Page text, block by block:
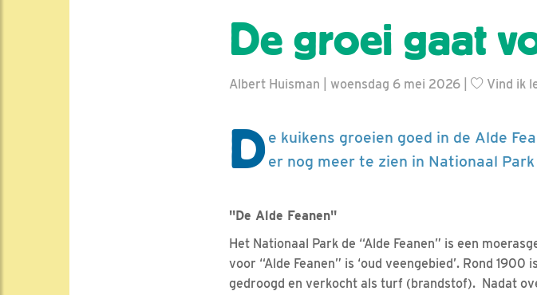
De groei gaat
Albert Huisman | woensdag 6 mei 2026 | Vind ik
De kuikens groeien goed in de Alde
er nog meer te zien in Nationaal
"De Alde Feanen"
Het Nationaal Park de “Alde Feanen” is een
voor “Alde Feanen” is ‘oud veengebied’. Rond
gedroogd en verkocht als turf (brandstof). Nadat